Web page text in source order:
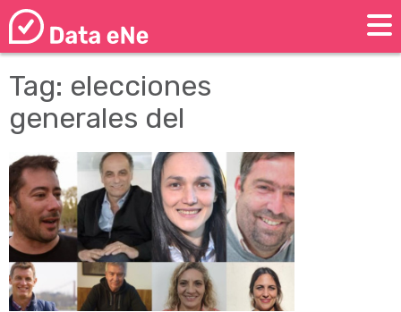
Tag: elecciones
generales del